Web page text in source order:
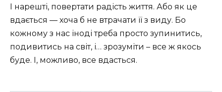
І нарешті, повертати радість життя. Або як це
вдається — хоча б не втрачати її з виду. Бо
кожному з нас іноді треба просто зупинитись,
подивитись на світ, і… зрозуміти – все ж якось
буде. І, можливо, все вдасться.